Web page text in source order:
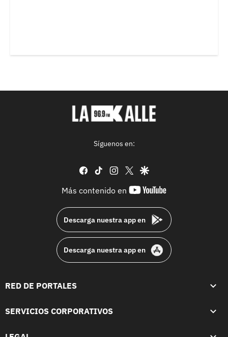
Síguenos en:
facebook
tiktok instagram
twittergoogle
Más contenido en
youtube-
Descarga nuestra app en
Descarga nuestra app en
RED DE PORTALES
SERVICIOS CORPORATIVOS